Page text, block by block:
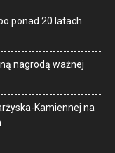
ponad 20 latach.
nagrodą ważnej
Kamiennej na